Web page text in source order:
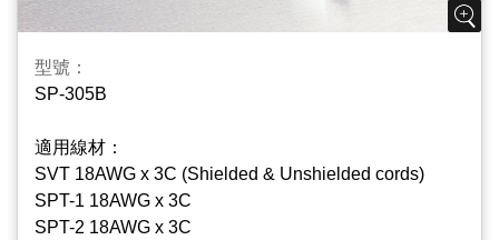
型號：
SP-305B
適用線材：
SVT 18AWG x 3C (Shielded & Unshielded cords)
SPT-1 18AWG x 3C
SPT-2 18AWG x 3C